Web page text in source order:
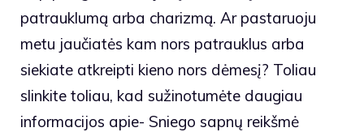
patrauklumą arba charizmą. Ar pastaruoju
metu jaučiatės kam nors patrauklus arba
siekiate atkreipti kieno nors dėmesį? Toliau
slinkite toliau, kad sužinotumėte daugiau
informacijos apie- Sniego sapnų reikšmė